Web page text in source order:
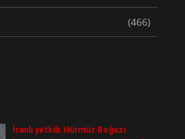
(466)
İranlı yetkili: Hürmüz Boğazı